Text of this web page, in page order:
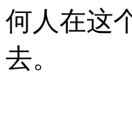
何人在这
去。